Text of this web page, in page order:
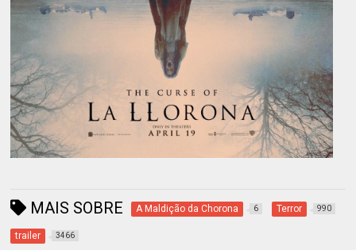
MAIS SOBRE A Maldição da Chorona 6 Terror 990
trailer 3466